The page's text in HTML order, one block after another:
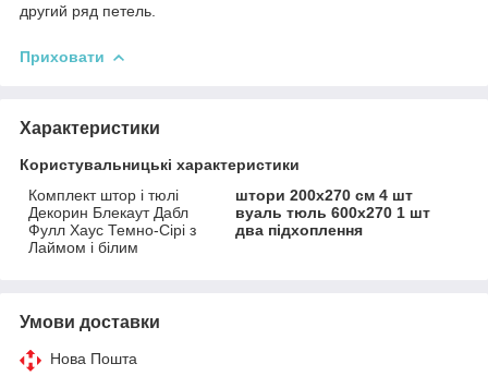
другий ряд петель.
Приховати
Характеристики
Користувальницькі характеристики
Комплект штор і тюлі
Декорин Блекаут Дабл
Фулл Хаус Темно-Сірі з
Лаймом і білим
штори 200x270 см 4 шт
вуаль тюль 600х270 1 шт
два підхоплення
Умови доставки
Нова Пошта